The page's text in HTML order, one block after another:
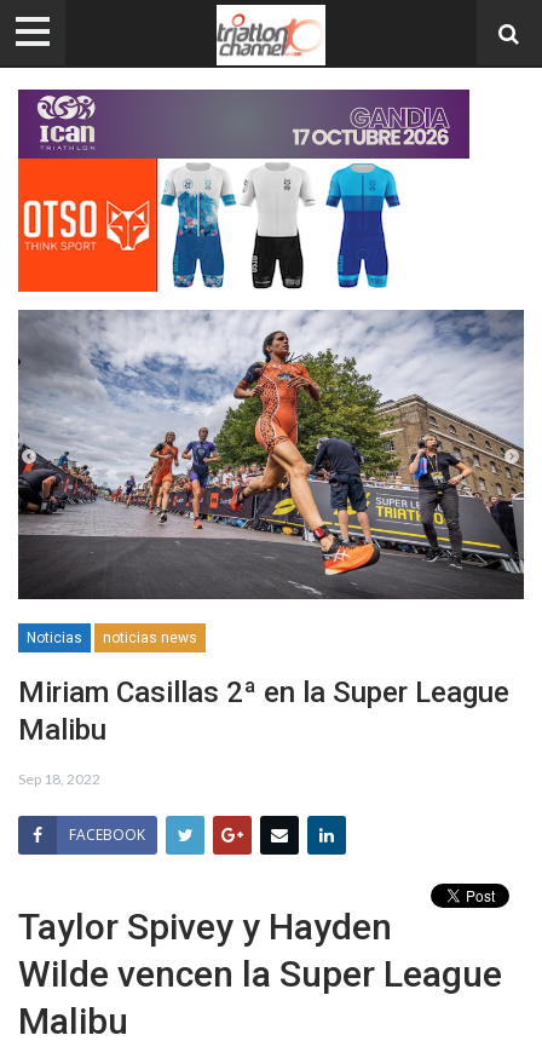
Noticias noticias news
Miriam Casillas 2ª en la Super League
Malibu
Sep 18, 2022
FACEBOOK
Taylor Spivey y Hayden
Wilde vencen la Super League
Malibu